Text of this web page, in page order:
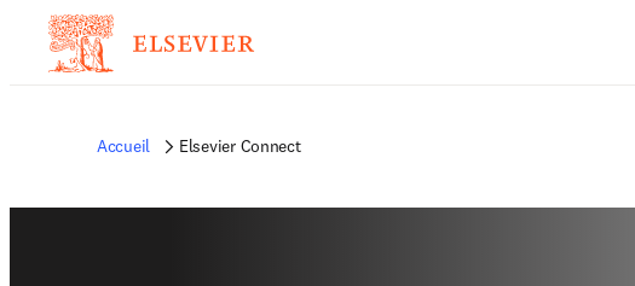
Accueil Elsevier Connect